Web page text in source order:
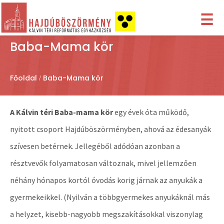
☰
Baba-Mama kör
Főoldal Baba-Mama kör
A Kálvin téri Baba-mama köregy évek óta működő,
nyitott csoport Hajdúböszörményben, ahová az édesanyák
szívesen betérnek. Jellegéből adódóan azonban a
résztvevők folyamatosan változnak, mivel jellemzően
néhány hónapos kortól óvodás korig járnak az anyukák a
gyermekeikkel. (Nyilván a többgyermekes anyukáknál más
a helyzet, kisebb-nagyobb megszakításokkal viszonylag